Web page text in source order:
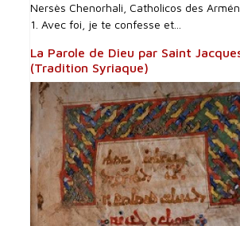
Nersès Chenorhali, Catholicos des
1. Avec foi, je te confesse et...
La Parole de Dieu par Saint
(Tradition Syriaque)